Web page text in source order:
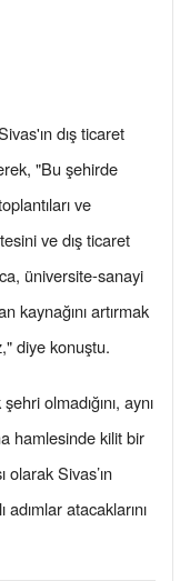
dış ticaret
"Bu şehirde
ve
ve dış ticaret
üniversite-sanayi
kaynağını artırmak
diye konuştu.
olmadığını, aynı
hamlesinde kilit bir
olarak Sivas’ın
atacaklarını